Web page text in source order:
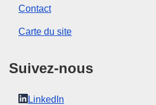
Contact
Carte du site
Suivez-nous
LinkedIn